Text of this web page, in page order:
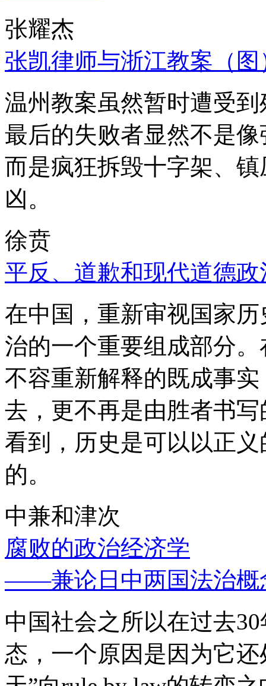
张耀杰
张凯律师与浙江教案（图
温州教案虽然暂时遭受
最后的失败者显然不是
而是疯狂拆毁十字架、
凶。
徐贲
平反、道歉和现代道德政
在中国，重新审视国家
治的一个重要组成部分
不容重新解释的既成事
去，更不再是由胜者书
看到，历史是可以以正
的。
中兼和津次
腐败的政治经济学
——兼论日中两国法治概
中国社会之所以在过去
态，一个原因是因为它